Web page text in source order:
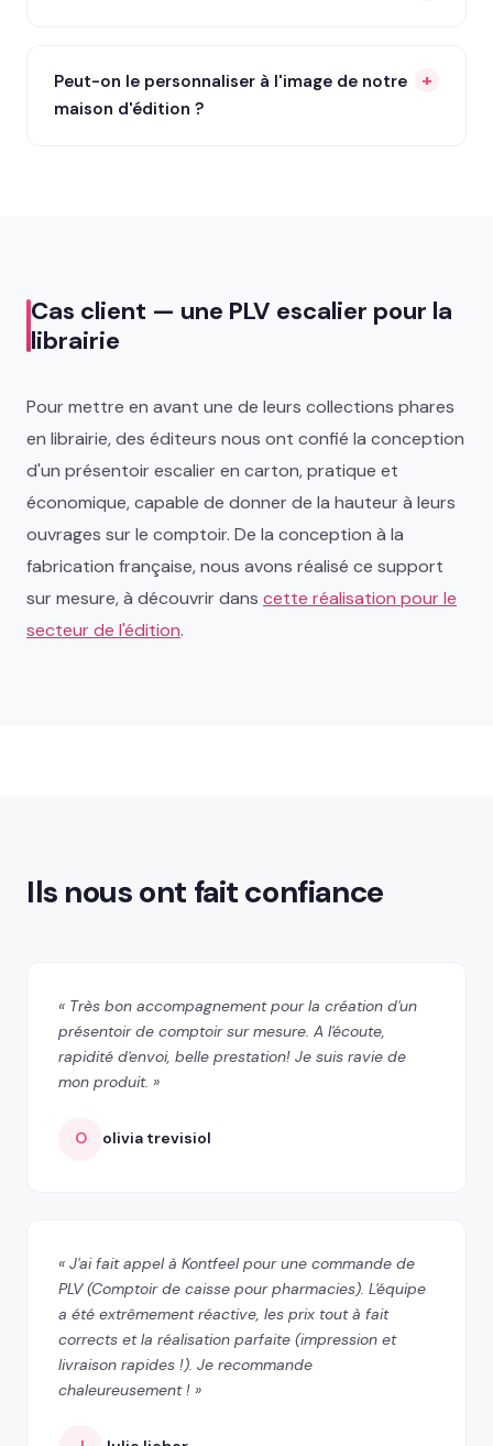
Peut-on le personnaliser à l'image de notre
maison d'édition ?
Cas client — une PLV escalier pour la
librairie
Pour mettre en avant une de leurs collections phares
en librairie, des éditeurs nous ont confié la conception
d'un présentoir escalier en carton, pratique et
économique, capable de donner de la hauteur à leurs
ouvrages sur le comptoir. De la conception à la
fabrication française, nous avons réalisé ce support
sur mesure, à découvrir dans cette réalisation pour le
secteur de l'édition.
Ils nous ont fait confiance
« Très bon accompagnement pour la création d'un
présentoir de comptoir sur mesure. A l'écoute,
rapidité d'envoi, belle prestation! Je suis ravie de
mon produit. »
O olivia trevisiol
« J'ai fait appel à Kontfeel pour une commande de
PLV (Comptoir de caisse pour pharmacies). L'équipe
a été extrêmement réactive, les prix tout à fait
corrects et la réalisation parfaite (impression et
livraison rapides !). Je recommande
chaleureusement ! »